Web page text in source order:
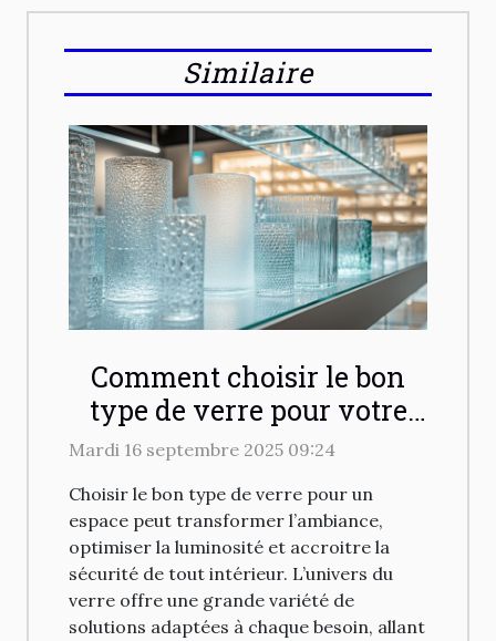
Similaire
Comment choisir le bon
type de verre pour votre
espace ?
Mardi 16 septembre 2025 09:24
Choisir le bon type de verre pour un
espace peut transformer l’ambiance,
optimiser la luminosité et accroitre la
sécurité de tout intérieur. L’univers du
verre offre une grande variété de
solutions adaptées à chaque besoin, allant